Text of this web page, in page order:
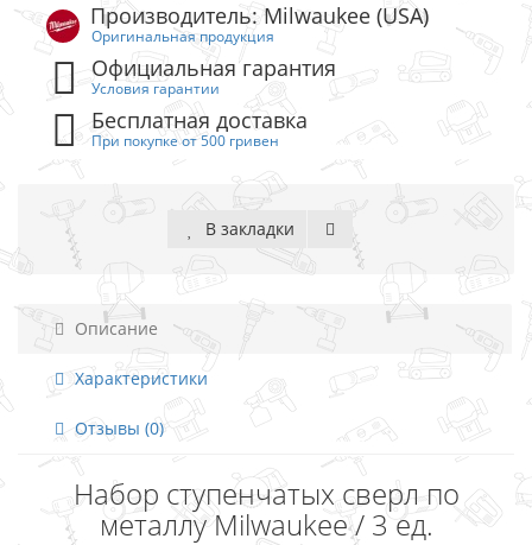
Производитель: Milwaukee (USA)
Оригинальная продукция
Официальная гарантия
Условия гарантии
Бесплатная доставка
При покупке от 500 гривен
В закладки
Описание
Характеристики
Отзывы (0)
Набор ступенчатых сверл по
металлу Milwaukee / 3 ед.